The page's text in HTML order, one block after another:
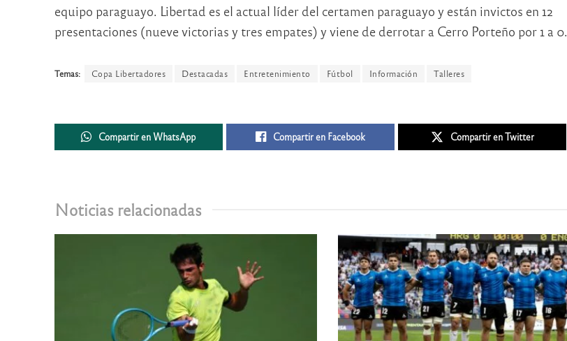
equipo paraguayo. Libertad es el actual líder del certamen paraguayo y están invictos en 12
presentaciones (nueve victorias y tres empates) y viene de derrotar a Cerro Porteño por 1 a 0.
Temas: Copa Libertadores Destacadas Entretenimiento Fútbol Información Talleres
Compartir en WhatsApp Compartir en Facebook Compartir en Twitter
Noticias relacionadas